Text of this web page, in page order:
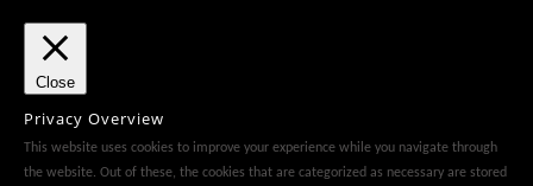
Close
Privacy Overview
This website uses cookies to improve your experience while you navigate through
the website. Out of these, the cookies that are categorized as necessary are stored